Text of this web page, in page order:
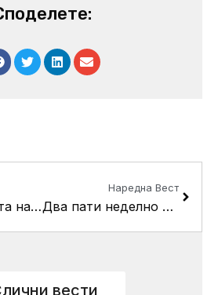
Ден на музиката на Шопен во општина Кисела Вода
Наредна Вест
Два пати неделно бесплатно користење на спортските сали за сите жители на општина Кисела Вода
вести